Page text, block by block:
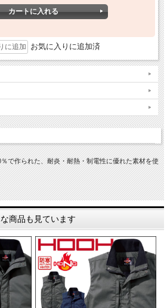
お気に入りに追加済
で作られた、耐炎・耐熱・制電性に優れた素材を使
商品も見ています